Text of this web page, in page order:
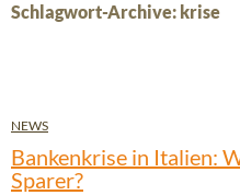
Schlagwort-Archive: krise
NEWS
Bankenkrise in Italien:
Sparer?